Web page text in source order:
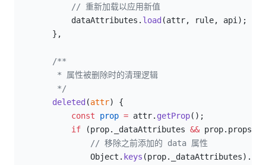
            // 重新加载以应用新值
            dataAttributes.
load (attr, rule, api);
        },
/**
         * 属性被删除时的清理逻辑
         */
        deleted
(attr) {
            const
prop = attr. getProp();
            if
(prop._dataAttributes && prop.props) {
                // 移除之前添加的 data 属性
                Object.
keys (prop._dataAttributes).